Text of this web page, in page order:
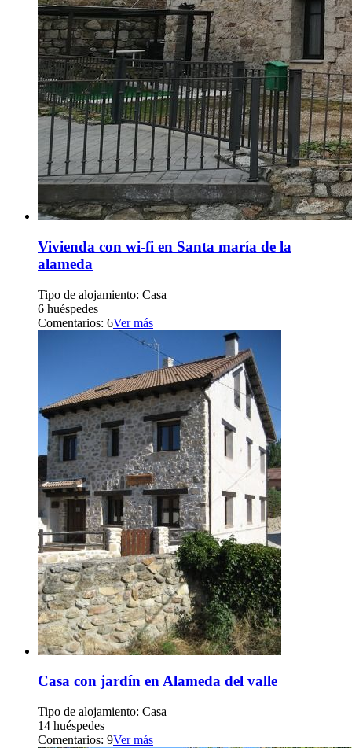
Vivienda con wi-fi en Santa maría de la
alameda
Tipo de alojamiento: Casa
6 huéspedes
Comentarios: 6Ver más
Casa con jardín en Alameda del valle
Tipo de alojamiento: Casa
14 huéspedes
Comentarios: 9Ver más